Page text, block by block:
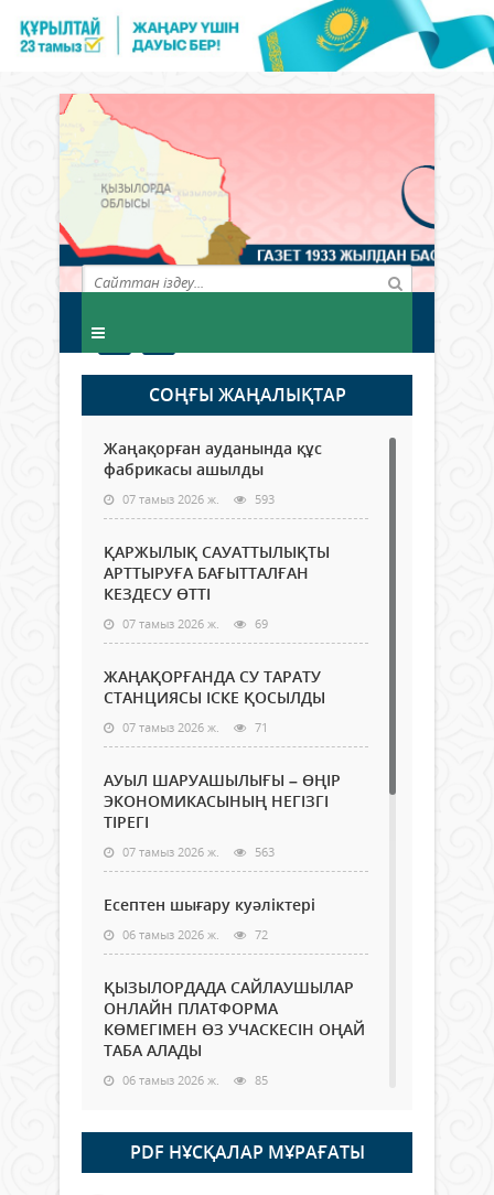
СОҢҒЫ ЖАҢАЛЫҚТАР
Жаңақорған ауданында құс
фабрикасы ашылды
07 тамыз 2026 ж. 593
ҚАРЖЫЛЫҚ САУАТТЫЛЫҚТЫ
АРТТЫРУҒА БАҒЫТТАЛҒАН
КЕЗДЕСУ ӨТТІ
07 тамыз 2026 ж. 69
ЖАҢАҚОРҒАНДА СУ ТАРАТУ
СТАНЦИЯСЫ ІСКЕ ҚОСЫЛДЫ
07 тамыз 2026 ж. 71
АУЫЛ ШАРУАШЫЛЫҒЫ – ӨҢІР
ЭКОНОМИКАСЫНЫҢ НЕГІЗГІ
ТІРЕГІ
07 тамыз 2026 ж. 563
Есептен шығару куәліктері
06 тамыз 2026 ж. 72
ҚЫЗЫЛОРДАДА САЙЛАУШЫЛАР
ОНЛАЙН ПЛАТФОРМА
КӨМЕГІМЕН ӨЗ УЧАСКЕСІН ОҢАЙ
ТАБА АЛАДЫ
06 тамыз 2026 ж. 85
Open Air: Қызылорда облысы
полиция департаменті 20
мыңнан астам көрерменнің
PDF НҰСҚАЛАР МҰРАҒАТЫ